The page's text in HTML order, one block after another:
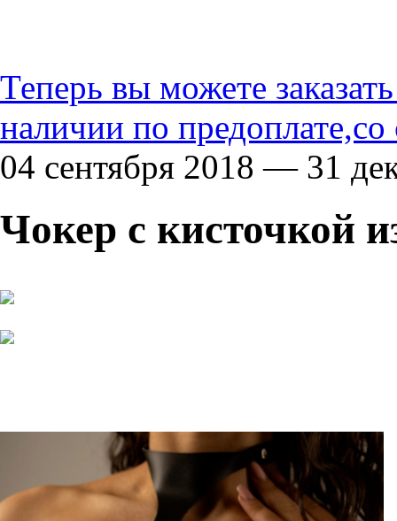
Теперь вы можете
наличии по предоплате,со
04 сентября 2018 — 31
Чокер с кисточкой